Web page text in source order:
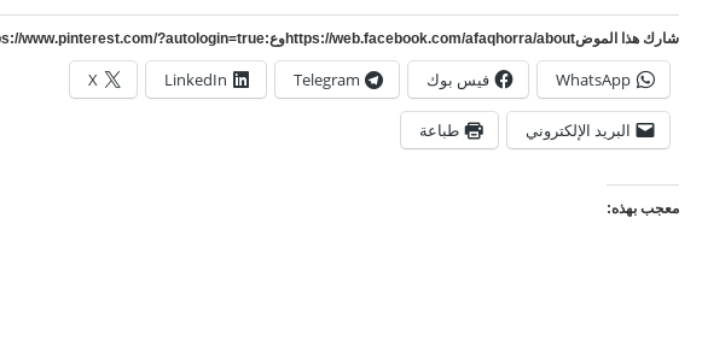
شارك هذا الموضhttps://web.facebook.com/afaqhorra/aboutوع:https://www.pinterest.com/?autologin=true
WhatsApp فيس بوك Telegram
LinkedIn
X
البريد الإلكتروني طباعة
معجب بهذه: